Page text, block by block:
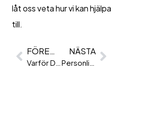
låt oss veta hur vi kan hjälpa
till.
FÖREGÅENDE NÄSTA